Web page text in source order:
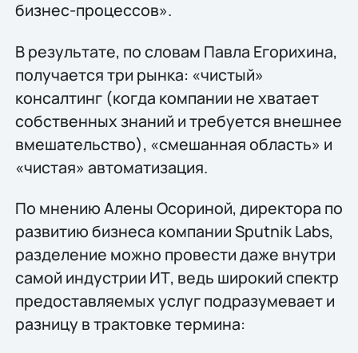
бизнес-процессов».
В результате, по словам Павла Егорихина,
получается три рынка: «чистый»
консалтинг (когда компании не хватает
собственных знаний и требуется внешнее
вмешательство), «смешанная область» и
«чистая» автоматизация.
По мнению Алены Осориной, директора по
развитию бизнеса компании Sputnik Labs,
разделение можно провести даже внутри
самой индустрии ИТ, ведь широкий спектр
предоставляемых услуг подразумевает и
разницу в трактовке термина: